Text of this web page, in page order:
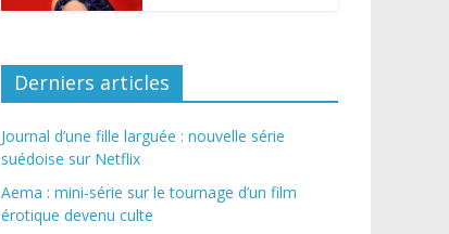
Derniers articles
Journal d’une fille larguée : nouvelle série
suédoise sur Netflix
Aema : mini-série sur le tournage d’un film
érotique devenu culte